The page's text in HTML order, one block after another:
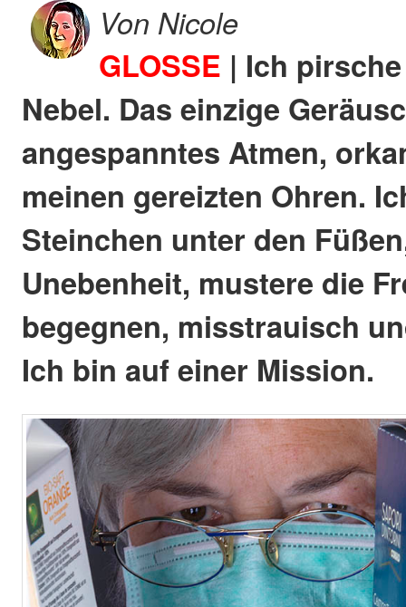
Von Nicole
GLOSSE | Ich
Nebel. Das einzige
angespanntes Atmen,
meinen gereizten Ohren.
Steinchen unter den
Unebenheit, mustere die
begegnen, misstrauisch
Ich bin auf einer Mission.